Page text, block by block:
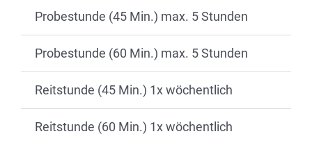
Probestunde (45 Min.) max. 5 Stunden
Probestunde (60 Min.) max. 5 Stunden
Reitstunde (45 Min.) 1x wöchentlich
Reitstunde (60 Min.) 1x wöchentlich